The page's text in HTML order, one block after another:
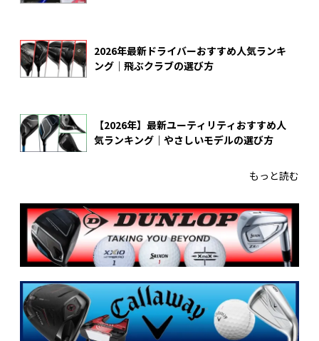
2026年最新ドライバーおすすめ人気ランキ
ング｜飛ぶクラブの選び方
【2026年】最新ユーティリティおすすめ人
気ランキング｜やさしいモデルの選び方
もっと読む